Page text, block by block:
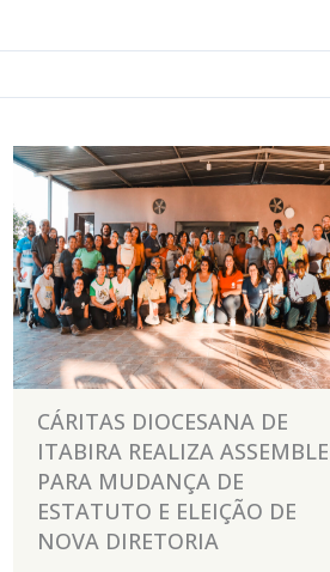
CÁRITAS DIOCESANA DE
ITABIRA REALIZA
PARA MUDANÇA DE
ESTATUTO E ELEIÇÃO DE
NOVA DIRETORIA